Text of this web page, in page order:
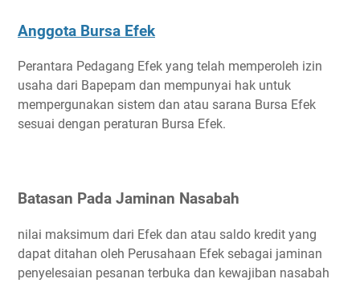
Anggota Bursa Efek
Perantara Pedagang Efek yang telah memperoleh izin
usaha dari Bapepam dan mempunyai hak untuk
mempergunakan sistem dan atau sarana Bursa Efek
sesuai dengan peraturan Bursa Efek.
Batasan Pada Jaminan Nasabah
nilai maksimum dari Efek dan atau saldo kredit yang
dapat ditahan oleh Perusahaan Efek sebagai jaminan
penyelesaian pesanan terbuka dan kewajiban nasabah